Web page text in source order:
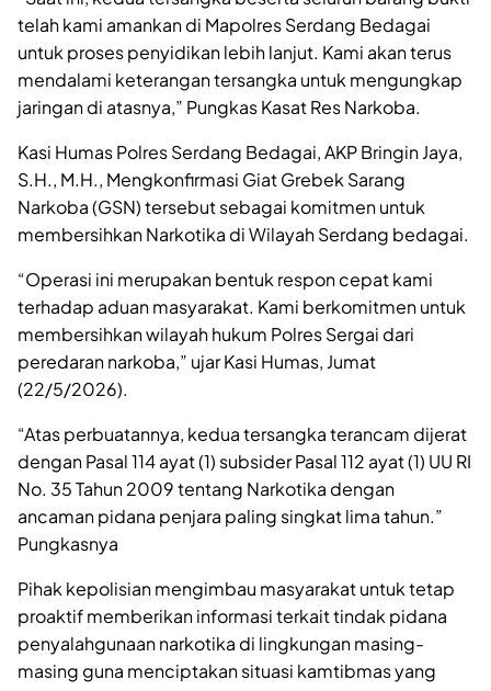
telah kami amankan di Mapolres Serdang Bedagai
untuk proses penyidikan lebih lanjut. Kami akan terus
mendalami keterangan tersangka untuk mengungkap
jaringan di atasnya,” Pungkas Kasat Res Narkoba.
Kasi Humas Polres Serdang Bedagai, AKP Bringin Jaya,
S.H., M.H., Mengkonfirmasi Giat Grebek Sarang
Narkoba (GSN) tersebut sebagai komitmen untuk
membersihkan Narkotika di Wilayah Serdang bedagai.
“Operasi ini merupakan bentuk respon cepat kami
terhadap aduan masyarakat. Kami berkomitmen untuk
membersihkan wilayah hukum Polres Sergai dari
peredaran narkoba,” ujar Kasi Humas, Jumat
(22/5/2026).
“Atas perbuatannya, kedua tersangka terancam dijerat
dengan Pasal 114 ayat (1) subsider Pasal 112 ayat (1) UU RI
No. 35 Tahun 2009 tentang Narkotika dengan
ancaman pidana penjara paling singkat lima tahun.”
Pungkasnya
Pihak kepolisian mengimbau masyarakat untuk tetap
proaktif memberikan informasi terkait tindak pidana
penyalahgunaan narkotika di lingkungan masing-
masing guna menciptakan situasi kamtibmas yang